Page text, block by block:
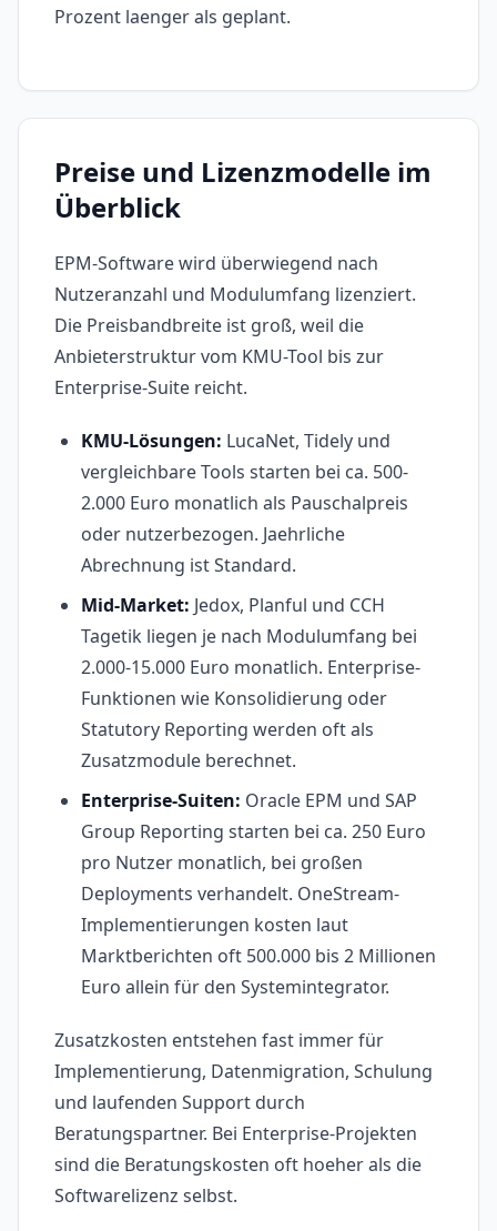
Prozent laenger als geplant.
Preise und Lizenzmodelle im
Überblick
EPM-Software wird überwiegend nach
Nutzeranzahl und Modulumfang lizenziert.
Die Preisbandbreite ist groß, weil die
Anbieterstruktur vom KMU-Tool bis zur
Enterprise-Suite reicht.
KMU-Lösungen: LucaNet, Tidely und
vergleichbare Tools starten bei ca. 500-
2.000 Euro monatlich als Pauschalpreis
oder nutzerbezogen. Jaehrliche
Abrechnung ist Standard.
Mid-Market: Jedox, Planful und CCH
Tagetik liegen je nach Modulumfang bei
2.000-15.000 Euro monatlich. Enterprise-
Funktionen wie Konsolidierung oder
Statutory Reporting werden oft als
Zusatzmodule berechnet.
Enterprise-Suiten: Oracle EPM und SAP
Group Reporting starten bei ca. 250 Euro
pro Nutzer monatlich, bei großen
Deployments verhandelt. OneStream-
Implementierungen kosten laut
Marktberichten oft 500.000 bis 2 Millionen
Euro allein für den Systemintegrator.
Zusatzkosten entstehen fast immer für
Implementierung, Datenmigration, Schulung
und laufenden Support durch
Beratungspartner. Bei Enterprise-Projekten
sind die Beratungskosten oft hoeher als die
Softwarelizenz selbst.